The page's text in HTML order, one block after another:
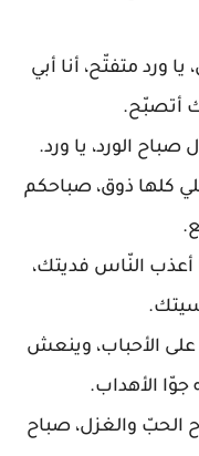
ورد متفتّح، أنا أبي
أتصبّح.
صباح الورد، يا ورد.
كلها ذوق، صباحكم
أعذب النّاس فديتك،
على الأحباب، وينعش
جوّا الأهداب.
الحبّ والغزل، صباح